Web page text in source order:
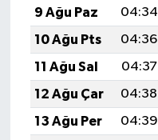
9 Ağu Paz
04:34
10 Ağu Pts
04:36
11 Ağu Sal
04:37
12 Ağu Çar
04:38
13 Ağu Per
04:39
BİLİM TEKNOLOJİ
ASAYİŞ
SEÇİM 2015